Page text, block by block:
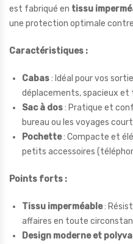
est fabriqué en tissu
une protection optimale
Caractéristiques :
Cabas: Idéal pour vos
déplacements, spacieux et
Sac à dos: Pratique et
bureau ou les voyages
Pochette: Compacte et
petits accessoires
Points forts :
Tissu imperméable:
affaires en toute
Design moderne et